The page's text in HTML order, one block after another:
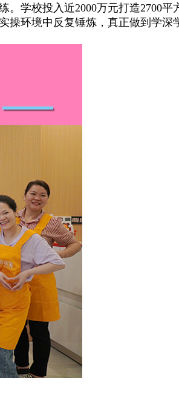
学校投入近2000万元打造2700
环境中反复锤炼，真正做到学深